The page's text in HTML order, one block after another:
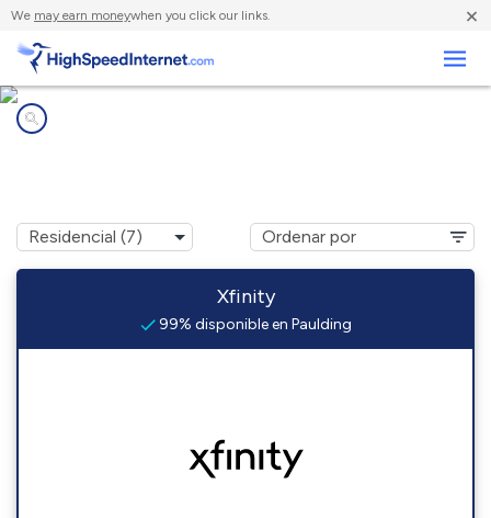
We may earn moneywhen you click our links. ×
Xfinity
99% disponible en Paulding